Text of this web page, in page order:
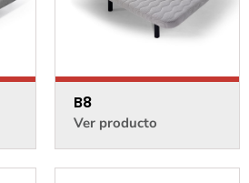
B8
Ver producto